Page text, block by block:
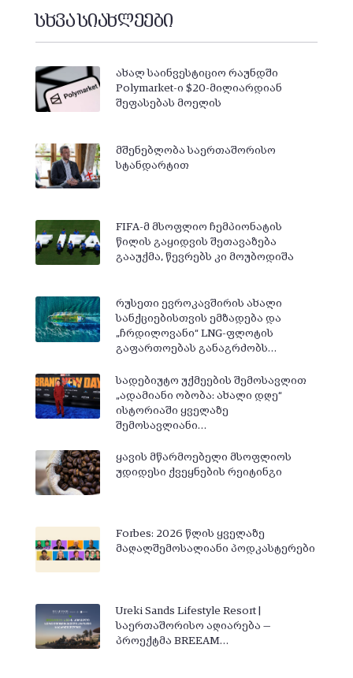
სხვა სიახლეები
ახალ საინვესტიციო რაუნდში
Polymarket-ი $20-მილიარდიან
შეფასებას მოელის
მშენებლობა საერთაშორისო
სტანდარტით
FIFA-მ მსოფლიო ჩემპიონატის
წილის გაყიდვის შეთავაზება
გააუქმა, წევრებს კი მოუბოდიშა
რუსეთი ევროკავშირის ახალი
სანქციებისთვის ემზადება და
„ჩრდილოვანი“ LNG-ფლოტის
გაფართოებას განაგრძობს…
სადებიუტო უქმეების შემოსავლით
„ადამიანი ობობა: ახალი დღე“
ისტორიაში ყველაზე
შემოსავლიანი…
ყავის მწარმოებელი მსოფლიოს
უდიდესი ქვეყნების რეიტინგი
Forbes: 2026 წლის ყველაზე
მაღალშემოსალიანი პოდკასტერები
Ureki Sands Lifestyle Resort |
საერთაშორისო აღიარება —
პროექტმა BREEAM…